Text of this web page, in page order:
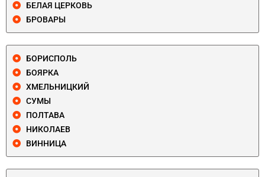
БЕЛАЯ ЦЕРКОВЬ
БРОВАРЫ
БОРИСПОЛЬ
БОЯРКА
ХМЕЛЬНИЦКИЙ
СУМЫ
ПОЛТАВА
НИКОЛАЕВ
ВИННИЦА